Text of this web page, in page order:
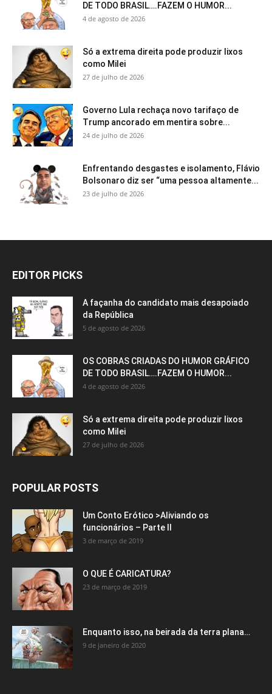
DE TODO BRASIL….FAZEM O HUMOR...
4 de agosto de 2026
Só a extrema direita pode produzir lixos
como Milei
27 de julho de 2026
Governo Lula rechaça novo tarifaço de
Trump ancorado em mentira sobre...
24 de julho de 2026
Enfrentando desgastes e isolamento, Flávio
Bolsonaro diz ser “uma pessoa altamente...
23 de julho de 2026
EDITOR PICKS
A façanha do candidato mais desapoiado
da República
5 de agosto de 2026
OS COBRAS CRIADAS DO HUMOR GRÁFICO
DE TODO BRASIL….FAZEM O HUMOR...
4 de agosto de 2026
Só a extrema direita pode produzir lixos
como Milei
27 de julho de 2026
POPULAR POSTS
Um Conto Erótico >Aliviando os
funcionários – Parte II
3 de março de 2019
O QUE É CARICATURA?
23 de março de 2019
Enquanto isso, na beirada da terra plana…
9 de janeiro de 2020